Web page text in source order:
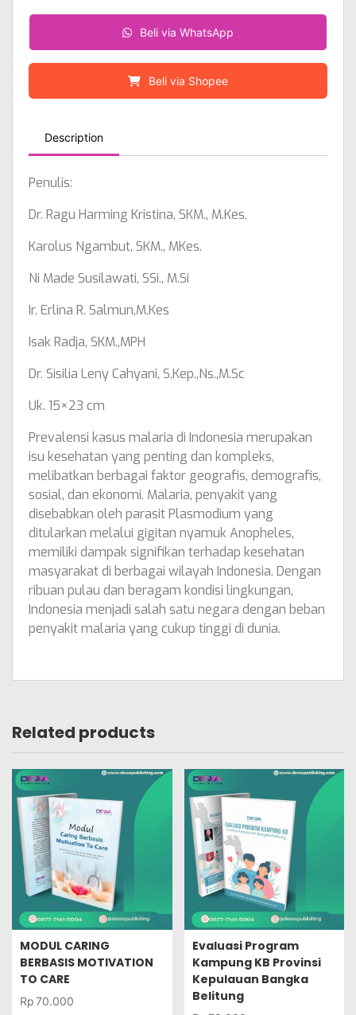
Beli via WhatsApp
Beli via Shopee
Description
Penulis:
Dr. Ragu Harming Kristina, SKM., M.Kes.
Karolus Ngambut, SKM., MKes.
Ni Made Susilawati, SSi., M.Si
Ir. Erlina R. Salmun,M.Kes
Isak Radja, SKM.,MPH
Dr. Sisilia Leny Cahyani, S.Kep.,Ns.,M.Sc
Uk. 15×23 cm
Prevalensi kasus malaria di Indonesia merupakan
isu kesehatan yang penting dan kompleks,
melibatkan berbagai faktor geografis, demografis,
sosial, dan ekonomi. Malaria, penyakit yang
disebabkan oleh parasit Plasmodium yang
ditularkan melalui gigitan nyamuk Anopheles,
memiliki dampak signifikan terhadap kesehatan
masyarakat di berbagai wilayah Indonesia. Dengan
ribuan pulau dan beragam kondisi lingkungan,
Indonesia menjadi salah satu negara dengan beban
penyakit malaria yang cukup tinggi di dunia.
Related products
MODUL CARING
BERBASIS MOTIVATION
TO CARE
Rp70.000
Evaluasi Program
Kampung KB Provinsi
Kepulauan Bangka
Belitung